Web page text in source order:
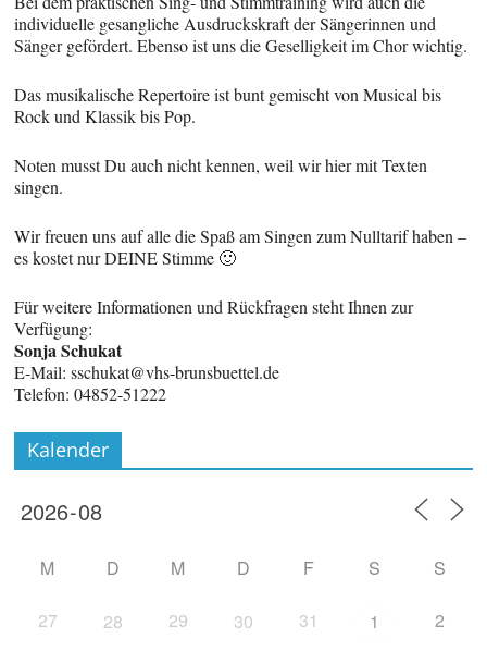
individuelle gesangliche Ausdruckskraft der Sängerinnen und
Sänger gefördert. Ebenso ist uns die Geselligkeit im Chor wichtig.
Das musikalische Repertoire ist bunt gemischt von Musical bis
Rock und Klassik bis Pop.
Noten musst Du auch nicht kennen, weil wir hier mit Texten
singen.
Wir freuen uns auf alle die Spaß am Singen zum Nulltarif haben –
es kostet nur DEINE Stimme 🙂
Für weitere Informationen und Rückfragen steht Ihnen zur
Verfügung:
Sonja Schukat
E-Mail: sschukat@vhs-brunsbuettel.de
Telefon: 04852-51222
Kalender
M D M D F S S
27 28 29 30 31 1 2